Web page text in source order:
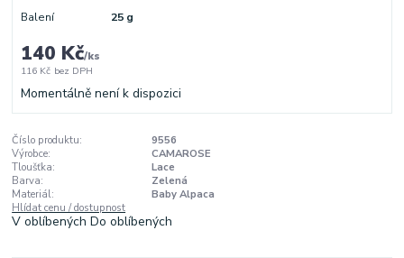
Balení
25 g
140 Kč/ks
116 Kč bez DPH
Momentálně není k dispozici
Číslo produktu:
9556
Výrobce:
CAMAROSE
Tloušťka:
Lace
Barva:
Zelená
Materiál:
Baby Alpaca
Hlídat cenu / dostupnost
V oblíbenýchDo oblíbených